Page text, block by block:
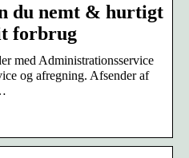
du nemt & hurtigt
forbrug
med Administrationsservice
og afregning. Afsender af